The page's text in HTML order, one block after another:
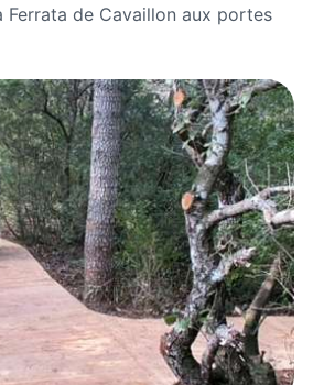
Ferrata de Cavaillon aux portes